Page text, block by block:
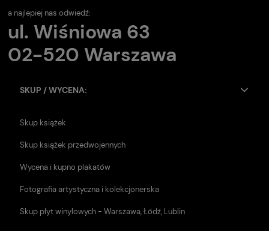
a najlepiej nas odwiedź:
ul. Wiśniowa 63
02-520 Warszawa
SKUP / WYCENA:
Skup książek
Skup książek przedwojennych
Wycena i kupno plakatów
Fotografia artystyczna i kolekcjonerska
Skup płyt winylowych - Warszawa, Łódź, Lublin